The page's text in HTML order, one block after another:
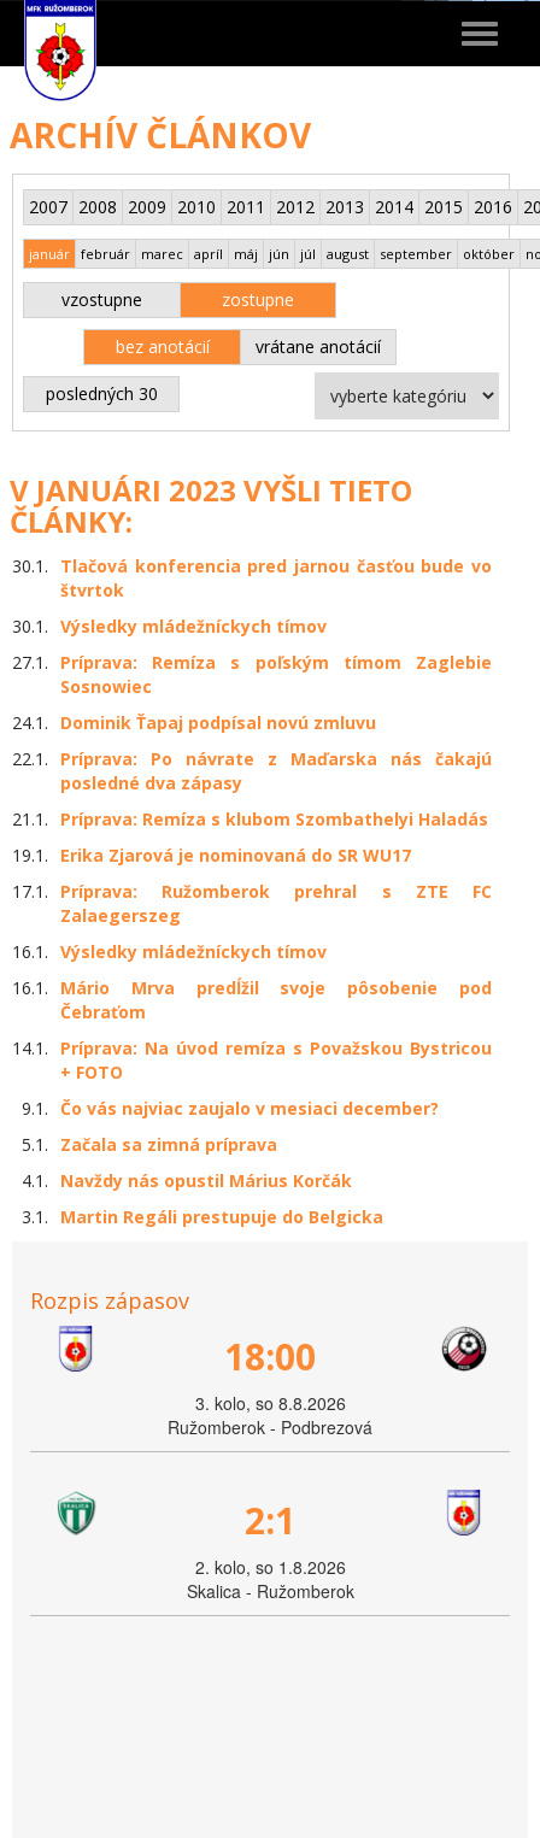
Toggle
ARCHÍV ČLÁNKOV
2007 2008 2009 2010 2011 2012 2013 2014 2015 2016
január február marec apríl máj jún júl august september október
vzostupne zostupne
bez anotácií vrátane anotácií
posledných 30
V JANUÁRI 2023 VYŠLI TIETO
ČLÁNKY:
30.1.
Tlačová konferencia pred jarnou časťou bude vo
štvrtok
30.1. Výsledky mládežníckych tímov
27.1.
Príprava: Remíza s poľským tímom Zaglebie
Sosnowiec
24.1.
Dominik Ťapaj podpísal novú zmluvu
22.1.
Príprava: Po návrate z Maďarska nás čakajú
posledné dva zápasy
21.1.
Príprava: Remíza s klubom Szombathelyi Haladás
19.1.
Erika Zjarová je nominovaná do SR WU17
17.1.
Príprava: Ružomberok prehral s ZTE FC
Zalaegerszeg
16.1. Výsledky mládežníckych tímov
16.1.
Mário Mrva predĺžil svoje pôsobenie pod
Čebraťom
14.1.
Príprava: Na úvod remíza s Považskou Bystricou
+ FOTO
9.1. Čo vás najviac zaujalo v mesiaci december?
5.1.
Začala sa zimná príprava
4.1.
Navždy nás opustil Márius Korčák
3.1.
Martin Regáli prestupuje do Belgicka
Rozpis zápasov
18:00
3. kolo, so 8.8.2026
Ružomberok - Podbrezová
2:1
2. kolo, so 1.8.2026
Skalica - Ružomberok